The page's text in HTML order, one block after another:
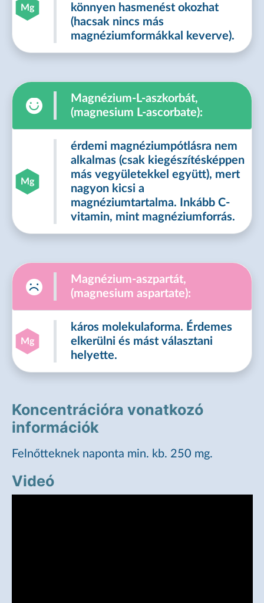
Mg
könnyen hasmenést okozhat
(hacsak nincs más
magnéziumformákkal keverve).
Magnézium-L-aszkorbát,
(magnesium L-ascorbate):
Mg
érdemi magnéziumpótlásra nem
alkalmas (csak kiegészítésképpen
más vegyületekkel együtt), mert
nagyon kicsi a
magnéziumtartalma. Inkább C-
vitamin, mint magnéziumforrás.
Magnézium-aszpartát,
(magnesium aspartate):
Mg
káros molekulaforma. Érdemes
elkerülni és mást választani
helyette.
Koncentrációra vonatkozó
információk
Felnőtteknek naponta min. kb. 250 mg.
Videó